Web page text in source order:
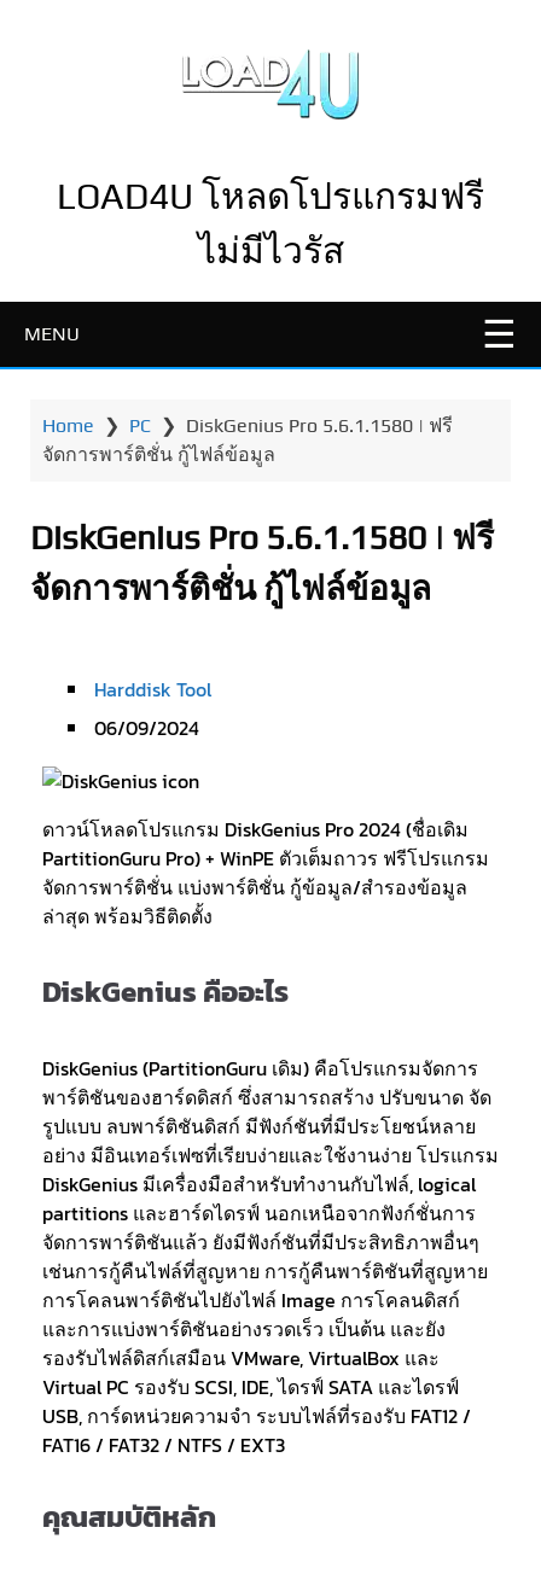
LOAD4U โหลดโปรแกรมฟรี
ไม่มีไวรัส
MENU
Home ❯ PC ❯ DiskGenius Pro 5.6.1.1580 | ฟรี
จัดการพาร์ติชั่น กู้ไฟล์ข้อมูล
DiskGenius Pro 5.6.1.1580 | ฟรี
จัดการพาร์ติชั่น กู้ไฟล์ข้อมูล
Harddisk Tool
06/09/2024
ดาวน์โหลดโปรแกรม DiskGenius Pro 2024 (ชื่อเดิม
PartitionGuru Pro) + WinPE ตัวเต็มถาวร ฟรีโปรแกรม
จัดการพาร์ติชั่น แบ่งพาร์ติชั่น กู้ข้อมูล/สำรองข้อมูล
ล่าสุด พร้อมวิธีติดตั้ง
DiskGenius คืออะไร
DiskGenius (PartitionGuru เดิม) คือโปรแกรมจัดการ
พาร์ติชันของฮาร์ดดิสก์ ซึ่งสามารถสร้าง ปรับขนาด จัด
รูปแบบ ลบพาร์ติชันดิสก์ มีฟังก์ชันที่มีประโยชน์หลาย
อย่าง มีอินเทอร์เฟซที่เรียบง่ายและใช้งานง่าย โปรแกรม
DiskGenius มีเครื่องมือสำหรับทำงานกับไฟล์, logical
partitions และฮาร์ดไดรฟ์ นอกเหนือจากฟังก์ชั่นการ
จัดการพาร์ติชันแล้ว ยังมีฟังก์ชันที่มีประสิทธิภาพอื่นๆ
เช่นการกู้คืนไฟล์ที่สูญหาย การกู้คืนพาร์ติชันที่สูญหาย
การโคลนพาร์ติชันไปยังไฟล์ Image การโคลนดิสก์
และการแบ่งพาร์ติชันอย่างรวดเร็ว เป็นต้น และยัง
รองรับไฟล์ดิสก์เสมือน VMware, VirtualBox และ
Virtual PC รองรับ SCSI, IDE, ไดรฟ์ SATA และไดรฟ์
USB, การ์ดหน่วยความจำ ระบบไฟล์ที่รองรับ FAT12 /
FAT16 / FAT32 / NTFS / EXT3
คุณสมบัติหลัก